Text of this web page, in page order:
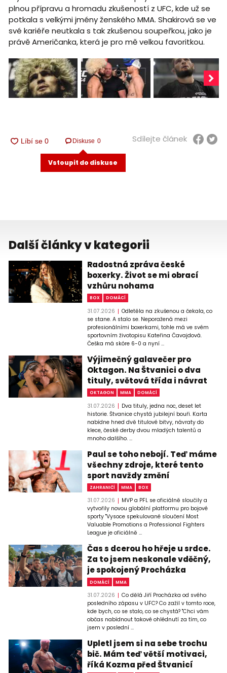
plnou přípravu a hromadu zkušeností z UFC, kde už se
potkala s velkými jmény ženského MMA. Shakirová se ve
své kariéře neutkala s tak zkušenou soupeřkou, jako je
právě Američanka, která je pro mě velkou favoritkou.
Diskuse 0
Vstoupit do diskuse
Sdílejte článek
Další články v kategorii
Radostná zpráva české
boxerky. Život se mi obrací
vzhůru nohama
BOX DOMÁCÍ
31.07.2026
Odletěla na zkušenou a čekala, co
se stane. A stalo se. Neporažená mezi
profesionálními boxerkami, tohle má ve svém
sportovním životopisu Kateřina Čavajdová.
Češka má skóre 6-0 a nyní ...
Výjimečný galavečer pro
Oktagon. Na Štvanici o dva
tituly, světová třída i návrat
OKTAGON MMA DOMÁCÍ
31.07.2026
Dva tituly, jedna noc, deset let
historie. Štvanice chystá jubilejní bouři. Karta
nabídne hned dvě titulové bitvy, návraty do
klece, české derby dvou mladých talentů a
mnoho dalšího. ...
Paul se toho nebojí. Teď máme
všechny zdroje, které tento
sport navždy změní
ZAHRANIČÍ MMA BOX
31.07.2026
MVP a PFL se oficiálně sloučily a
vytvořily novou globální platformu pro bojové
sporty "Vysoce spekulované sloučení Most
Valuable Promotions a Professional Fighters
League je oficiálně ...
Čas s dcerou ho hřeje u srdce.
Za to jsem neskonale vděčný,
je spokojený Procházka
DOMÁCÍ MMA
31.07.2026
Co dělá Jiří Procházka od svého
posledního zápasu v UFC? Co zažil v tomto roce,
kde bych, co se stalo, co se chystá? "Chci vám
občas nabídnout takové ohlédnutí za tím, co
jsem v poslední ...
Upletl jsem si na sebe trochu
bič. Mám teď větší motivaci,
říká Kozma před Štvanicí